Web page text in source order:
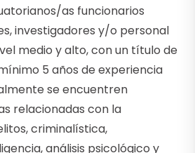
as funcionarios
investigadores y/o personal
medio y alto, con un título de
5 años de experiencia
se encuentren
relacionadas con la
criminalística,
análisis psicológico y